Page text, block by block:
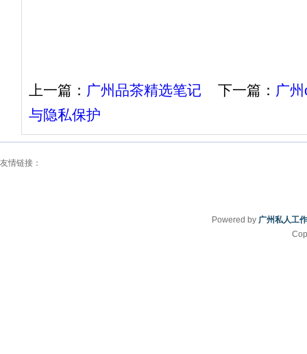
上一篇： 广州品茶精选笔记 下一篇： 广
与隐私保护
友情链接：
Powered by 广州私人工